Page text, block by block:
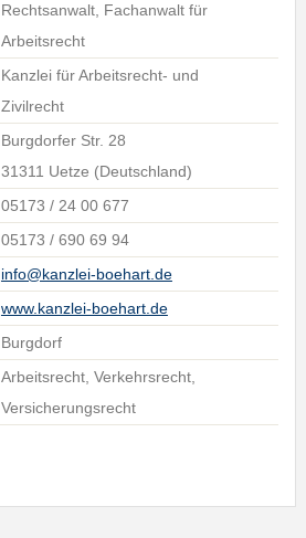
Rechtsanwalt, Fachanwalt für
Arbeitsrecht
Kanzlei für Arbeitsrecht- und
Zivilrecht
Burgdorfer Str. 28
31311 Uetze (Deutschland)
05173 / 24 00 677
05173 / 690 69 94
info@kanzlei-boehart.de
www.kanzlei-boehart.de
Burgdorf
Arbeitsrecht, Verkehrsrecht,
Versicherungsrecht